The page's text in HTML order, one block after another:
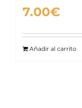
7.00€
Añadir al carrito